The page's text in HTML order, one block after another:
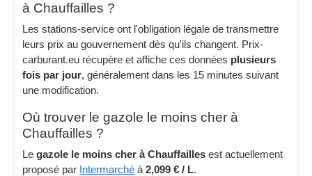
à Chauffailles ?
Les stations-service ont l'obligation légale de transmettre
leurs prix au gouvernement dès qu'ils changent. Prix-
carburant.eu récupère et affiche ces données plusieurs
fois par jour, généralement dans les 15 minutes suivant
une modification.
Où trouver le gazole le moins cher à
Chauffailles ?
Legazole le moins cher à Chauffailles est actuellement
proposé par Intermarché à2,099 € / L.